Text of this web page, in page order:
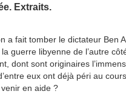
Extraits.
a fait tomber le dictateur Ben
guerre libyenne de l’autre
dont sont originaires
eux ont déjà péri au
en aide ?